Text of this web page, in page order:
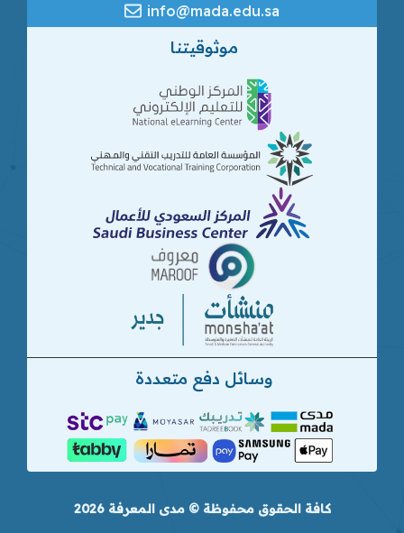
info@mada.edu.sa
موثوقيتنا
وسائل دفع متعددة
كافة الحقوق محفوظة © مدى المعرفة 2026